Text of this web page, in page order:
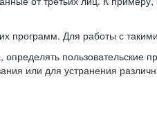
программ. Для работы с
пользовательские
или для устранения